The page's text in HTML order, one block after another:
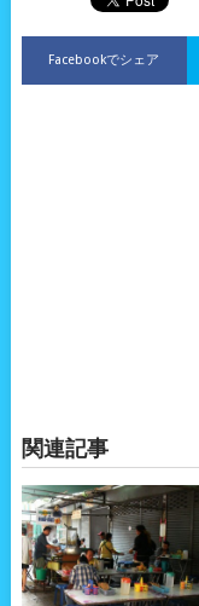
Facebookでシェア
関連記事